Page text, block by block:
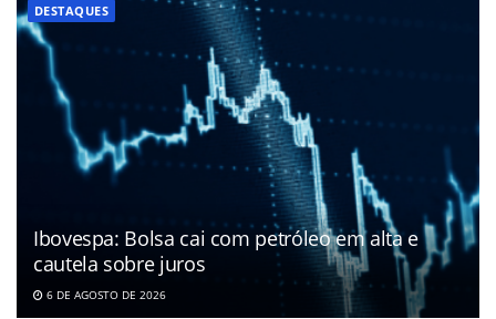
DESTAQUES
Ibovespa: Bolsa cai com petróleo em alta e
cautela sobre juros
6 DE AGOSTO DE 2026